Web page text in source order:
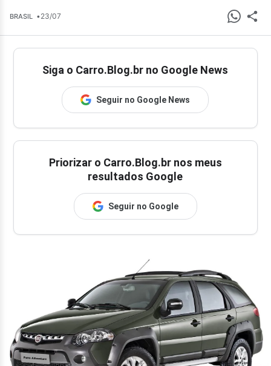
BRASIL •23/07
Siga o Carro.Blog.br no Google News
Seguir no Google News
Priorizar o Carro.Blog.br nos meus
resultados Google
Seguir no Google